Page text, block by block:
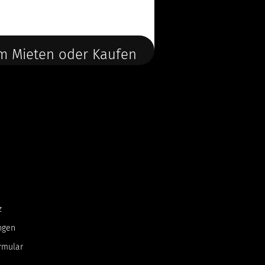
Mieten oder Kaufen